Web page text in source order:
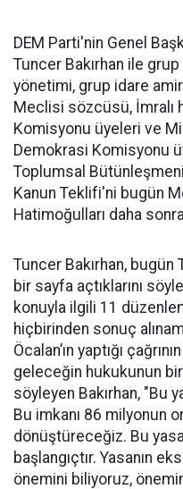
DEM Parti'nin Genel
Tuncer Bakırhan ile
yönetimi, grup idare
Meclisi sözcüsü, İmralı
Komisyonu üyeleri ve
Demokrasi Komisyonu
Toplumsal
Kanun Teklifi'ni bugün
Hatimoğulları daha
Tuncer Bakırhan,
bir sayfa açtıklarını
konuyla ilgili 11
hiçbirinden sonuç
Öcalan’ın yaptığı
geleceğin hukukunun
söyleyen Bakırhan, "Bu
Bu imkanı 86 milyonun
dönüştüreceğiz. Bu
başlangıçtır. Yasanın
önemini biliyoruz,